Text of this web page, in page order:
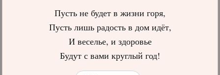
Пусть не будет в жизни горя,
Пусть лишь радость в дом идёт,
И веселье, и здоровье
Будут с вами круглый год!